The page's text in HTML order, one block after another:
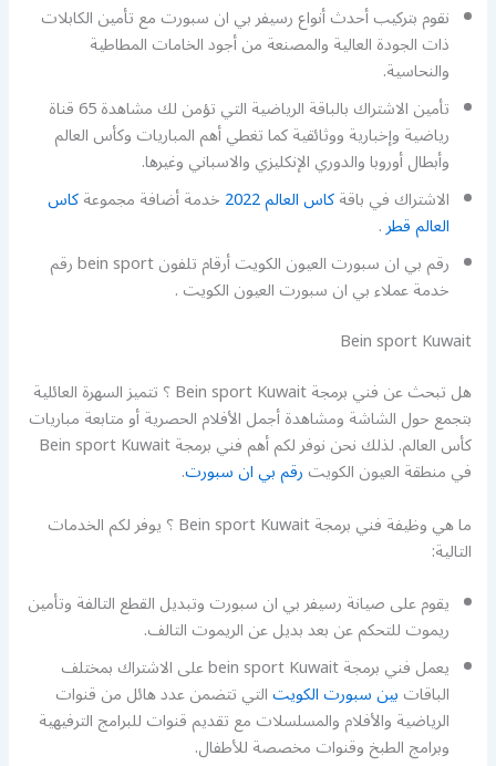
نقوم بتركيب أحدث أنواع رسيفر بي ان سبورت مع تأمين الكابلات
ذات الجودة العالية والمصنعة من أجود الخامات المطاطية
والنحاسية.
تأمين الاشتراك بالباقة الرياضية التي تؤمن لك مشاهدة 65 قناة
رياضية وإخبارية ووثائقية كما تغطي أهم المباريات وكأس العالم
وأبطال أوروبا والدوري الإنكليزي والاسباني وغيرها.
الاشتراك في باقةكاس العالم 2022 خدمة أضافة مجموعةكاس
العالم قطر.
رقم بي ان سبورت العيون الكويت أرقام تلفون bein sport رقم
خدمة عملاء بي ان سبورت العيون الكويت .
Bein sport Kuwait
هل تبحث عن فني برمجة Bein sport Kuwait ؟ تتميز السهرة العائلية
بتجمع حول الشاشة ومشاهدة أجمل الأفلام الحصرية أو متابعة مباريات
كأس العالم. لذلك نحن نوفر لكم أهم فني برمجة Bein sport Kuwait
في منطقة العيون الكويترقم بي ان سبورت.
ما هي وظيفة فني برمجة Bein sport Kuwait ؟ يوفر لكم الخدمات
التالية:
يقوم على صيانة رسيفر بي ان سبورت وتبديل القطع التالفة وتأمين
ريموت للتحكم عن بعد بديل عن الريموت التالف.
يعمل فني برمجة bein sport Kuwait على الاشتراك بمختلف
الباقاتبين سبورت الكويتالتي تتضمن عدد هائل من قنوات
الرياضية والأفلام والمسلسلات مع تقديم قنوات للبرامج الترفيهية
وبرامج الطبخ وقنوات مخصصة للأطفال.